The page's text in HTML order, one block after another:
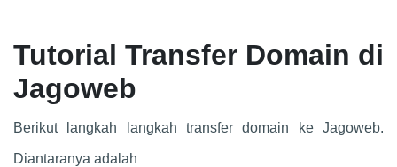
Tutorial Transfer Domain di
Jagoweb
Berikut langkah langkah transfer domain ke Jagoweb.
Diantaranya adalah